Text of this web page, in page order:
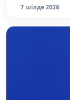
7 шілде 2026